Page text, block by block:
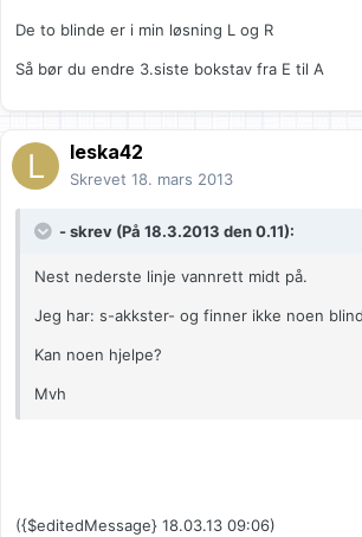
De to blinde er i min løsning L og R
Så bør du endre 3.siste bokstav fra E til A
leska42
Skrevet 18. mars 2013
- skrev (På 18.3.2013 den 0.11):
Nest nederste linje vannrett midt på.
Jeg har: s-akkster- og finner ikke noen
Kan noen hjelpe?
Mvh
({$editedMessage} 18.03.13 09:06)